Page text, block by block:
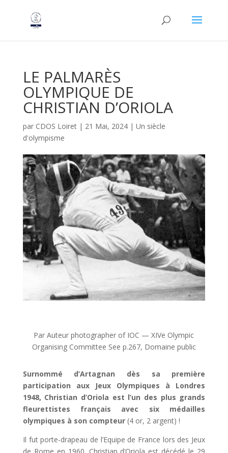
LE PALMARÈS
OLYMPIQUE DE
CHRISTIAN D’ORIOLA
par CDOS Loiret| 21 Mai, 2024| Un siècle
d'olympisme
Par Auteur photographer of IOC — XIVe Olympic
Organising Committee See p.267, Domaine public
Surnommé d’Artagnan dès sa première
participation aux Jeux Olympiques à Londres
1948, Christian d’Oriola est l’un des plus grands
fleurettistes français avec six médailles
olympiques à son compteur(4 or, 2 argent) !
Il fut porte-drapeau de l’Equipe de France lors des Jeux